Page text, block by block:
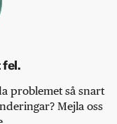
fel.
problemet så snart
Mejla oss